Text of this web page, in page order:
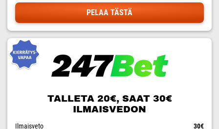
PELAA TÄSTÄ
TALLETA 20€, SAAT 30€
ILMAISVEDON
Ilmaisveto 30€